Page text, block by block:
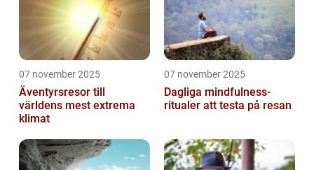
07 november 2025
Äventyrsresor till
världens mest extrema
klimat
07 november 2025
Dagliga mindfulness-
ritualer att testa på resan